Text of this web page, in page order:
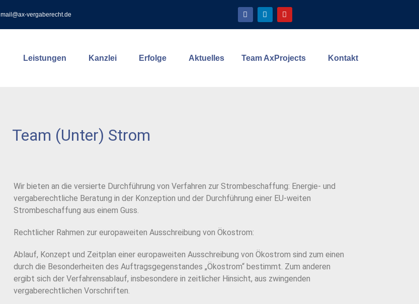
mail@ax-vergaberecht.de
Leistungen Kanzlei Erfolge Aktuelles Team AxProjects Kontakt
Team (Unter) Strom
Wir bieten an die versierte Durchführung von Verfahren zur Strombeschaffung: Energie- und
vergaberechtliche Beratung in der Konzeption und der Durchführung einer EU-weiten
Strombeschaffung aus einem Guss.
Rechtlicher Rahmen zur europaweiten Ausschreibung von Ökostrom:
Ablauf, Konzept und Zeitplan einer europaweiten Ausschreibung von Ökostrom sind zum einen
durch die Besonderheiten des Auftragsgegenstandes „Ökostrom“ bestimmt. Zum anderen
ergibt sich der Verfahrensablauf, insbesondere in zeitlicher Hinsicht, aus zwingenden
vergaberechtlichen Vorschriften.